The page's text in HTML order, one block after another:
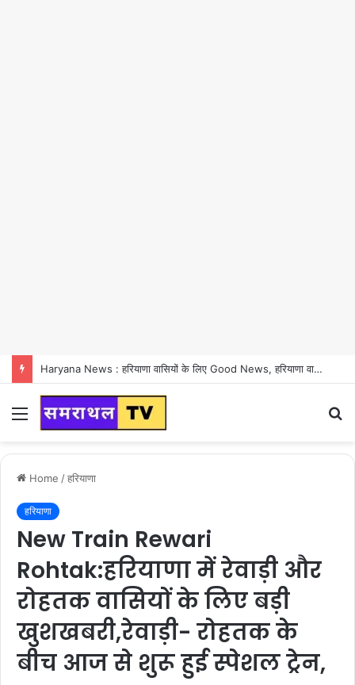
Haryana News : हरियाणा वासियों के लिए Good News, हरियाणा वासियों का गुरुग्राम में अपना घर लेने का सपना होगा साकार
Menu
Home /हरियाणा
हरियाणा
New Train Rewari
Rohtak:हरियाणा में रेवाड़ी और
रोहतक वासियों के लिए बड़ी
खुशखबरी,रेवाड़ी- रोहतक के
बीच आज से शुरू हुई स्पेशल ट्रेन,